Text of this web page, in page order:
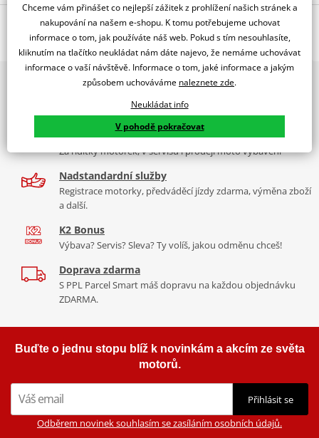
Jsme autorizovaný
dealer značky PUIG
WINDSHIELD. T.S. HONDA SCOOPY SH125I/150I 09'-12'
Tabulka velikostí
Co když mi to nebude
PDF Mounting tips
O výrobci
PUIG byl založen v roce 1964 ve Španělsku. Vyrábí se ve městě
Granollers poblíž Barcelony na ploše 8 000 m² v objektu, který se
dělí na 3 části: komerční, odlitkovou a kovových součástek. Již 40
let se účastní nejslavnějších závodů motocyklů po celém světě. V
naší nabídce naleznete doplňky a příslušenství například: plexi,
padací protektory a mnoho dalšího.
Zobrazit všechny produktyznačky PUIG
2x multibrand showroom
díly, to vše v Praze a Liberci
Více než 30 let zkušeností
Za řídítky motorek, v servisu i prodeji moto vybavení
Nadstandardní služby
Registrace motorky, předváděcí jízdy zdarma, výměna zboží
a další.
K2 Bonus
Výbava? Servis? Sleva? Ty volíš, jakou odměnu chceš!
Doprava zdarma
S PPL Parcel Smart máš dopravu na každou objednávku
ZDARMA.
Buďte o jednu stopu blíž k novinkám a akcím ze světa
motorů.
Přihlásit se
Odběrem novinek souhlasím se zasíláním osobních údajů.
Chceme vám přinášet co nejlepší zážitek z prohlížení našich stránek a
nakupování na našem e-shopu. K tomu potřebujeme uchovat
informace o tom, jak používáte náš web. Pokud s tím nesouhlasíte,
kliknutím na tlačítko neukládat nám dáte najevo, že nemáme uchovávat
informace o vaší návštěvě. Informace o tom, jaké informace a jakým
způsobem uchováváme naleznete zde.
Neukládat info
V pohodě pokračovat